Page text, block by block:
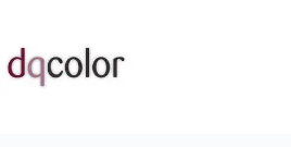
contenido